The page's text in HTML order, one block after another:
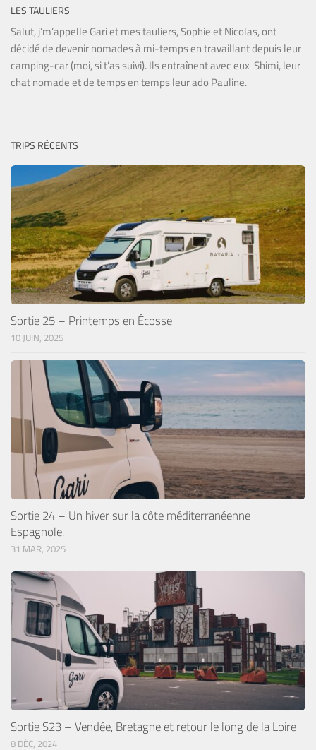
LES TAULIERS
Salut, j’m’appelle Gari et mes tauliers, Sophie et Nicolas, ont
décidé de devenir nomades à mi-temps en travaillant depuis leur
camping-car (moi, si t’as suivi). Ils entraînent avec eux Shimi, leur
chat nomade et de temps en temps leur ado Pauline.
TRIPS RÉCENTS
Sortie 25 – Printemps en Écosse
10 JUIN, 2025
Sortie 24 – Un hiver sur la côte méditerranéenne
Espagnole.
31 MAR, 2025
Sortie S23 – Vendée, Bretagne et retour le long de la Loire
8 DÉC, 2024